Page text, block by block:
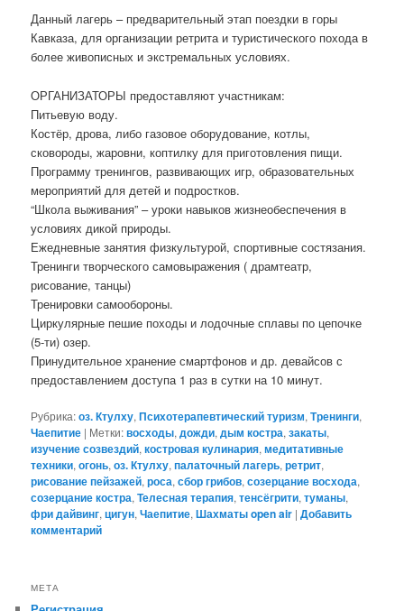
Данный лагерь – предварительный этап поездки в горы
Кавказа, для организации ретрита и туристического похода в
более живописных и экстремальных условиях.
ОРГАНИЗАТОРЫ предоставляют участникам:
Питьевую воду.
Костёр, дрова, либо газовое оборудование, котлы,
сковороды, жаровни, коптилку для приготовления пищи.
Программу тренингов, развивающих игр, образовательных
мероприятий для детей и подростков.
“Школа выживания” – уроки навыков жизнеобеспечения в
условиях дикой природы.
Ежедневные занятия физкультурой, спортивные состязания.
Тренинги творческого самовыражения ( драмтеатр,
рисование, танцы)
Тренировки самообороны.
Циркулярные пешие походы и лодочные сплавы по цепочке
(5-ти) озер.
Принудительное хранение смартфонов и др. девайсов с
предоставлением доступа 1 раз в сутки на 10 минут.
Рубрика:оз. Ктулху,Психотерапевтический туризм,Тренинги,
Чаепитие | Метки:восходы,дожди,дым костра,закаты,
изучение созвездий,костровая кулинария,медитативные
техники,огонь,оз. Ктулху,палаточный лагерь,ретрит,
рисование пейзажей,роса,сбор грибов,созерцание восхода,
созерцание костра,Телесная терапия,тенсёгрити,туманы,
фри дайвинг,цигун,Чаепитие,Шахматы open air |Добавить
комментарий
МЕТА